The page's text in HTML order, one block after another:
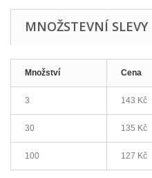
MNOŽSTEVNÍ SLEVY
Množství Cena
3 143 Kč
30 135 Kč
100 127 Kč